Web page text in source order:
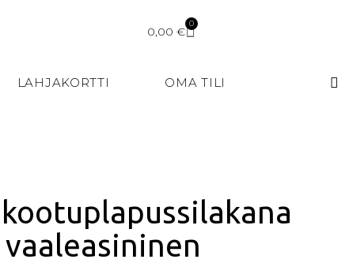
0,00€
0
LAHJAKORTTI OMA TILI